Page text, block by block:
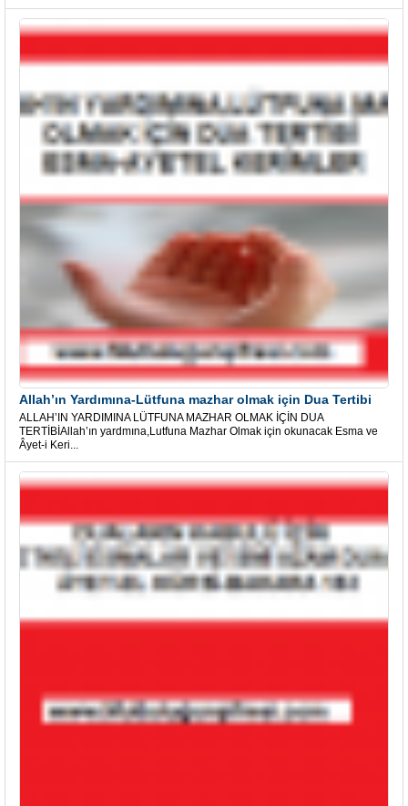
Allah’ın Yardımına-Lütfuna mazhar olmak için Dua Tertibi
ALLAH’IN YARDIMINA LÜTFUNA MAZHAR OLMAK İÇİN DUA
TERTİBİAllah’ın yardmına,Lutfuna Mazhar Olmak için okunacak Esma ve
Âyet-i Keri...